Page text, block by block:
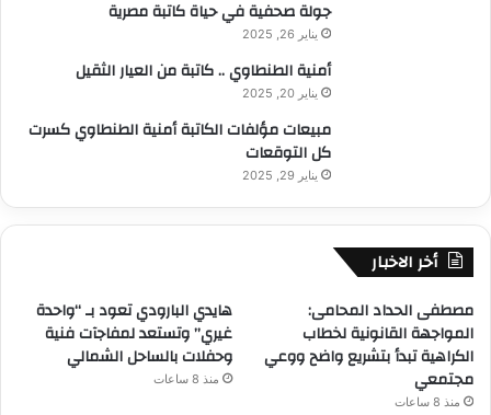
جولة صحفية في حياة كاتبة مصرية
يناير 26, 2025
أمنية الطنطاوي .. كاتبة من العيار الثقيل
يناير 20, 2025
مبيعات مؤلفات الكاتبة أمنية الطنطاوي كسرت
كل التوقعات
يناير 29, 2025
أخر الاخبار
مصطفى الحداد المحامى:
المواجهة القانونية لخطاب
الكراهية تبدأ بتشريع واضح ووعي
مجتمعي
منذ 8 ساعات
هايدي البارودي تعود بـ “واحدة
غيري” وتستعد لمفاجآت فنية
وحفلات بالساحل الشمالي
منذ 8 ساعات